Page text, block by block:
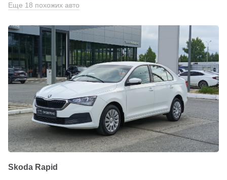
Еще 18 похожих авто
Skoda Rapid